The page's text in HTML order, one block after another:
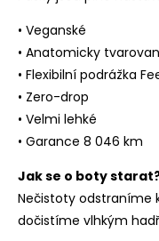
• Veganské
• Anatomicky
• Flexibilní podrážka
• Zero-drop
• Velmi lehké
• Garance 8 046 km
Jak se o boty
Nečistoty odstraníme
dočistíme vlhkým